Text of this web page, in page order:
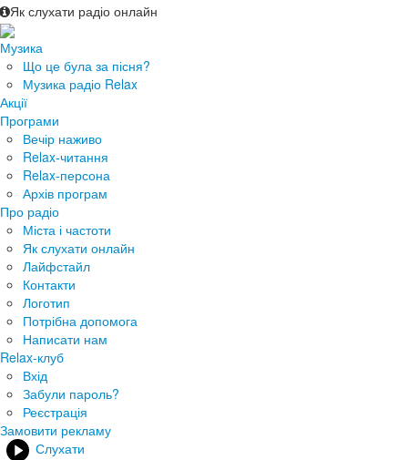
Як слухати радіо онлайн
Музика
Що це була за пісня?
Музика радіо Relax
Акції
Програми
Вечір наживо
Relax-читання
Relax-персона
Архів програм
Про радіо
Міста і частоти
Як слухати онлайн
Лайфстайл
Контакти
Логотип
Потрібна допомога
Написати нам
Relax-клуб
Вхід
Забули пароль?
Реєстрація
Замовити рекламу
Слухати